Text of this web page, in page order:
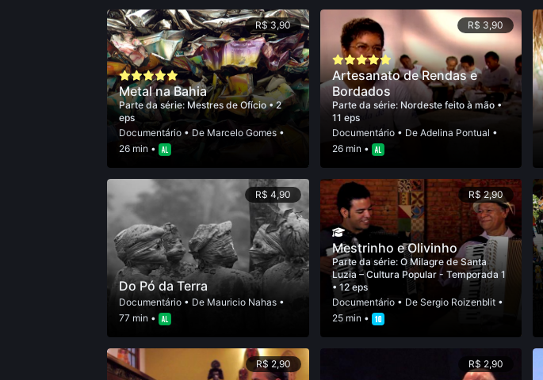
R$ 3,90
Metal na Bahia
Parte da série: Mestres de Ofício• 2
eps
Documentário• De Marcelo Gomes•
26 min •
R$ 3,90
Artesanato de Rendas e
Bordados
Parte da série: Nordeste feito à mão•
11 eps
Documentário• De Adelina Pontual •
26 min •
R$ 4,90
Do Pó da Terra
Documentário• De Mauricio Nahas•
77 min •
R$ 2,90
Mestrinho e Olivinho
Parte da série: O Milagre de Santa
Luzia – Cultura Popular - Temporada 1
• 12 eps
Documentário• De Sergio Roizenblit•
25 min •
R$ 2,90 R$ 2,90